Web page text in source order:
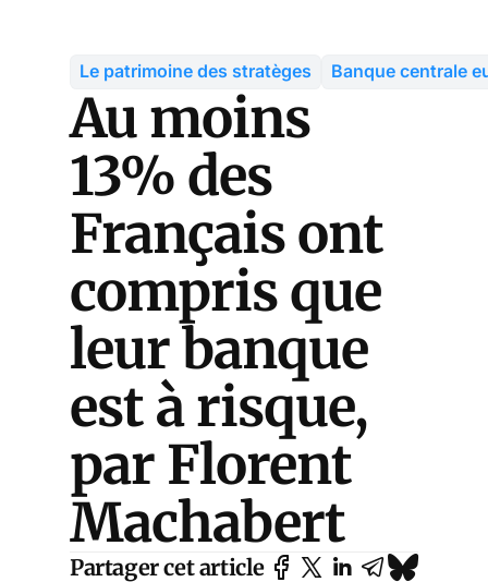
Le patrimoine des stratèges Banque centrale
Au moins
13% des
Français ont
compris que
leur banque
est à risque,
par Florent
Machabert
Partager cet article